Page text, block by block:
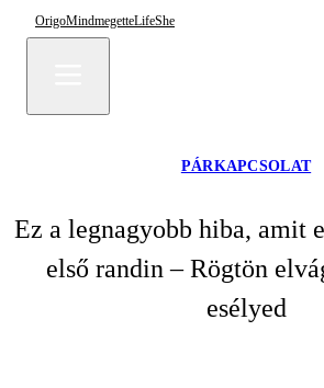
OrigoMindmegetteLifeShe
PÁRKAPCSOLAT
Ez a legnagyobb hiba, amit
első randin – Rögtön
esélyed